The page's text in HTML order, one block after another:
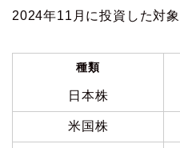
2024年11月に投資した対
種類
日本株
米国株